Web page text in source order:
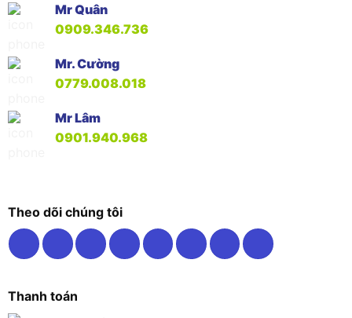
Mr Quân
0909.346.736
Mr. Cường
0779.008.018
Mr Lâm
0901.940.968
Theo dõi chúng tôi
Thanh toán